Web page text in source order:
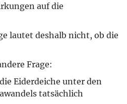
auf die
lautet deshalb nicht, ob die
Frage:
Eiderdeiche unter den
tatsächlich